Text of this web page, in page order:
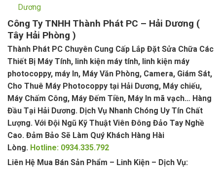
Dương
Công Ty TNHH Thành Phát PC – Hải Dương (
Tây Hải Phòng )
Thành Phát PC Chuyên Cung Cấp Lắp Đặt Sửa Chữa Các
Thiết Bị Máy Tính, linh kiện máy tính, linh kiện máy
photocoppy, máy In, Máy Văn Phòng, Camera, Giám Sát,
Cho Thuê Máy Photocoppy tại Hải Dương, Máy chiếu,
Máy Chấm Công, Máy Đếm Tiền, Máy In mã vạch… Hàng
Đầu Tại Hải Dương. Dịch Vụ Nhanh Chóng Uy Tín Chất
Lượng. Với Đội Ngũ Kỹ Thuật Viên Đông Đảo Tay Nghề
Cao. Đảm Bảo Sẽ Làm Quý Khách Hàng Hài
Lòng. Hotline: 0934.335.792
Liên Hệ Mua Bán Sản Phẩm – Linh Kiện – Dịch Vụ: